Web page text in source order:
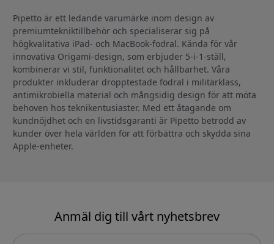
Pipetto är ett ledande varumärke inom design av
premiumtekniktillbehör och specialiserar sig på
högkvalitativa iPad- och MacBook-fodral. Kända för vår
innovativa Origami-design, som erbjuder 5-i-1-ställ,
kombinerar vi stil, funktionalitet och hållbarhet. Våra
produkter inkluderar dropptestade fodral i militärklass,
antimikrobiella material och mångsidig design för att möta
behoven hos teknikentusiaster. Med ett åtagande om
kundnöjdhet och en livstidsgaranti är Pipetto betrodd av
kunder över hela världen för att förbättra och skydda sina
Apple-enheter.
Anmäl dig till vårt nyhetsbrev